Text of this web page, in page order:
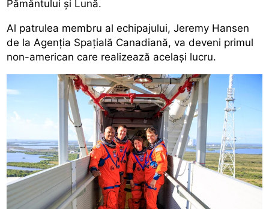
Pământului și Lună.
Al patrulea membru al echipajului, Jeremy Hansen
de la Agenția Spațială Canadiană, va deveni primul
non-american care realizează același lucru.